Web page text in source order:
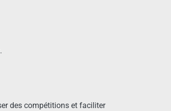
des compétitions et faciliter